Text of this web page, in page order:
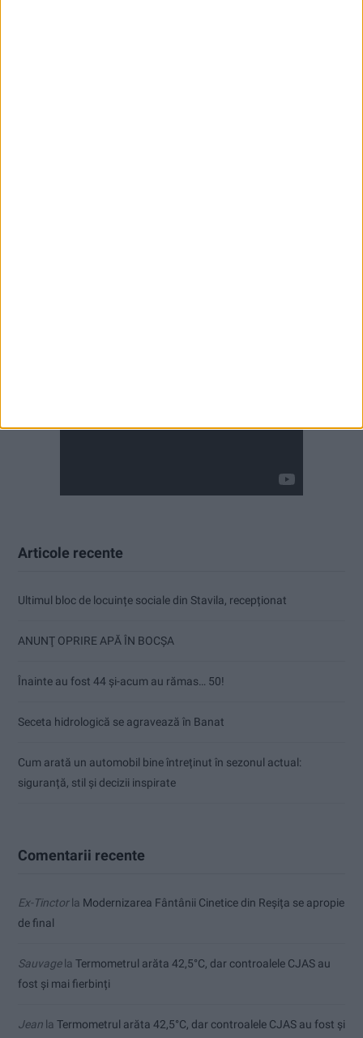
Articole recente
Ultimul bloc de locuințe sociale din Stavila, recepționat
ANUNŢ OPRIRE APĂ ÎN BOCȘA
Înainte au fost 44 și-acum au rămas… 50!
Seceta hidrologică se agravează în Banat
Cum arată un automobil bine întreținut în sezonul actual:
siguranță, stil și decizii inspirate
Comentarii recente
Ex-Tinctorla Modernizarea Fântânii Cinetice din Reșița se apropie
de final
Sauvagela Termometrul arăta 42,5°C, dar controalele CJAS au
fost și mai fierbinți
Jean la Termometrul arăta 42,5°C, dar controalele CJAS au fost și